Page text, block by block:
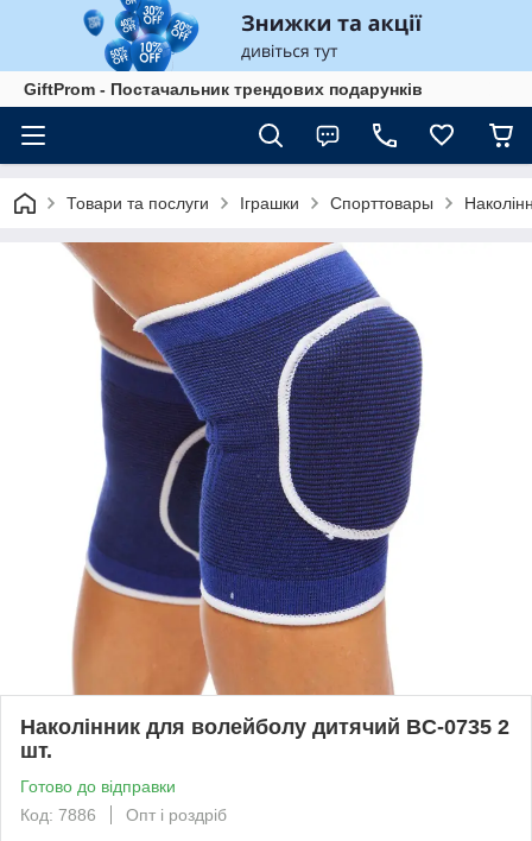
GiftProm - Постачальник трендових подарунків
Товари та послуги Іграшки Спорттовары
Наколінник для волейболу дитячий BC-0735 2
шт.
Готово до відправки
Код: 7886
Опт і роздріб